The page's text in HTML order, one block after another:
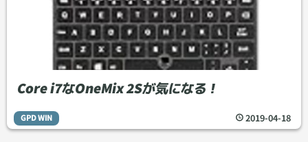
2019-04-18
Core i7なOneMix 2Sが気になる！
GPD WIN